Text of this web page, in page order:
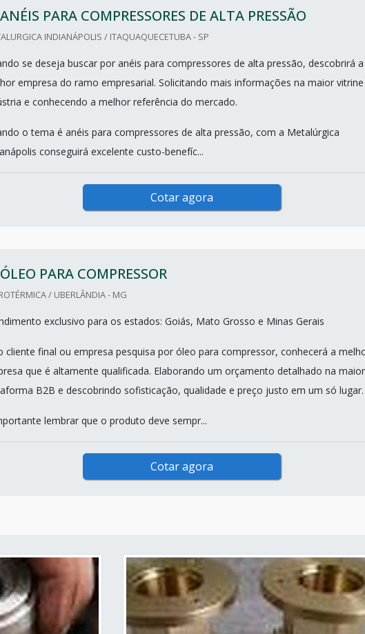
ANÉIS PARA COMPRESSORES DE ALTA PRESSÃO
INDIANÁPOLIS / ITAQUAQUECETUBA - SP
se deseja buscar por anéis para compressores de alta pressão, descobrirá a
empresa do ramo empresarial. Solicitando mais informações na maior
e conhecendo a melhor referência do mercado.
o tema é anéis para compressores de alta pressão, com a Metalúrgica
conseguirá excelente custo-benefíc...
Cotar agora
ÓLEO PARA COMPRESSOR
/ UBERLÂNDIA - MG
exclusivo para os estados: Goiás, Mato Grosso e Minas Gerais
cliente final ou empresa pesquisa por óleo para compressor, conhecerá a
que é altamente qualificada. Elaborando um orçamento detalhado na maior
B2B e descobrindo sofisticação, qualidade e preço justo em um só lugar.
lembrar que o produto deve sempr...
Cotar agora